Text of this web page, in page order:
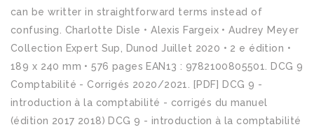
can be writter in straightforward terms instead of
confusing. Charlotte Disle • Alexis Fargeix • Audrey Meyer
Collection Expert Sup, Dunod Juillet 2020 • 2 e édition •
189 x 240 mm • 576 pages EAN13 : 9782100805501. DCG 9
Comptabilité - Corrigés 2020/2021. [PDF] DCG 9 -
introduction à la comptabilité - corrigés du manuel
(édition 2017 2018) DCG 9 - introduction à la comptabilité